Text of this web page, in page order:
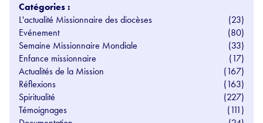
Catégories :
L'actualité Missionnaire des diocèses
(23)
Evénement
(80)
Semaine Missionnaire Mondiale
(33)
Enfance missionnaire
(17)
Actualités de la Mission
(167)
Réflexions
(163)
Spiritualité
(227)
Témoignages
(111)